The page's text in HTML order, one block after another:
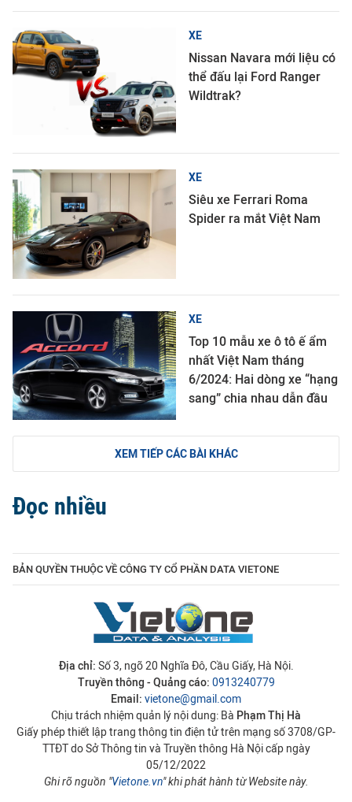
XE
Nissan Navara mới liệu có
thể đấu lại Ford Ranger
Wildtrak?
XE
Siêu xe Ferrari Roma
Spider ra mắt Việt Nam
XE
Top 10 mẫu xe ô tô ế ẩm
nhất Việt Nam tháng
6/2024: Hai dòng xe “hạng
sang” chia nhau dẫn đầu
XEM TIẾP CÁC BÀI KHÁC
Đọc nhiều
BẢN QUYỀN THUỘC VỀ CÔNG TY CỔ PHẦN DATA VIETONE
Địa chỉ: Số 3, ngõ 20 Nghĩa Đô, Cầu Giấy, Hà Nội.
Truyền thông - Quảng cáo: 0913240779
Email: vietone@gmail.com
Chịu trách nhiệm quản lý nội dung: Bà Phạm Thị Hà
Giấy phép thiết lập trang thông tin điện tử trên mạng số 3708/GP-
TTĐT do Sở Thông tin và Truyền thông Hà Nội cấp ngày
05/12/2022
Ghi rõ nguồn "Vietone.vn" khi phát hành từ Website này.